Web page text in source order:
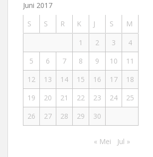
Juni 2017
S
S R K J S
M
1
2 3
4
5
6 7 8 9 10
11
12
13 14 15 16 17
18
19
20 21 22 23 24
25
26
27 28 29 30
« Mei Jul »